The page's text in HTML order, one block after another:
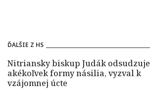
ĎALŠIE Z HS
Nitriansky biskup Judák odsudzuje
akékoľvek formy násilia, vyzval k
vzájomnej úcte